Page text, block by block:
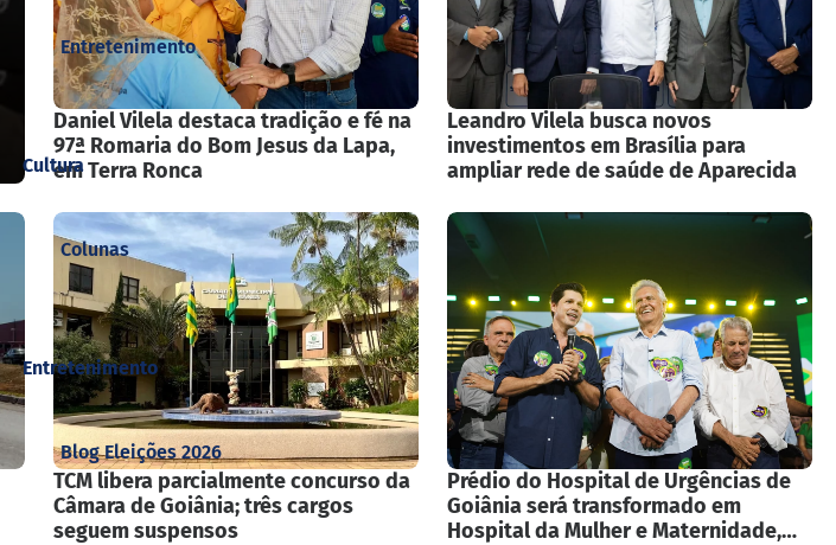
Entretenimento
Colunas
Blog Eleições 2026
Cultura
Entretenimento
Daniel Vilela destaca tradição e fé na
97ª Romaria do Bom Jesus da Lapa,
em Terra Ronca
Leandro Vilela busca novos
investimentos em Brasília para
ampliar rede de saúde de Aparecida
TCM libera parcialmente concurso da
Câmara de Goiânia; três cargos
seguem suspensos
Prédio do Hospital de Urgências de
Goiânia será transformado em
Hospital da Mulher e Maternidade,